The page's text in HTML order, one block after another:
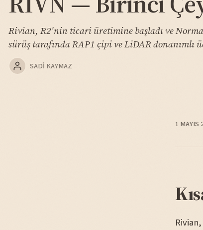
Rivian, R2'nin ticari üretimine başladı ve
sürüş tarafında RAP1 çipi ve LiDAR donanımlı
SADI KAYMAZ
1 MAYIS